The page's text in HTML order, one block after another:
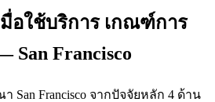
อใช้บริการ เกณฑ์การ
Francisco
San Francisco จากปัจจัยหลัก 4 ด้าน